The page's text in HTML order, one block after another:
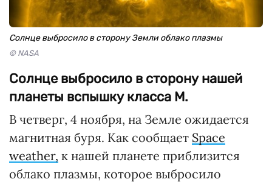
Солнце выбросило в сторону Земли облако плазмы
© NASA
Солнце выбросило в сторону нашей
планеты вспышку класса М.
В четверг, 4 ноября, на Земле ожидается
магнитная буря. Как сообщает Space
weather, к нашей планете приблизится
облако плазмы, которое выбросило